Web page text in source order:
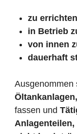
zu errichten
in Betrieb
von innen
dauerhaft
Ausgenommen
fassen und